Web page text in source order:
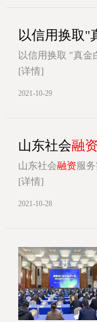
以信用换取"
以信用换取 "真
[详情]
2021-10-29
山东社会融资
山东社会融资服
[详情]
2021-10-28